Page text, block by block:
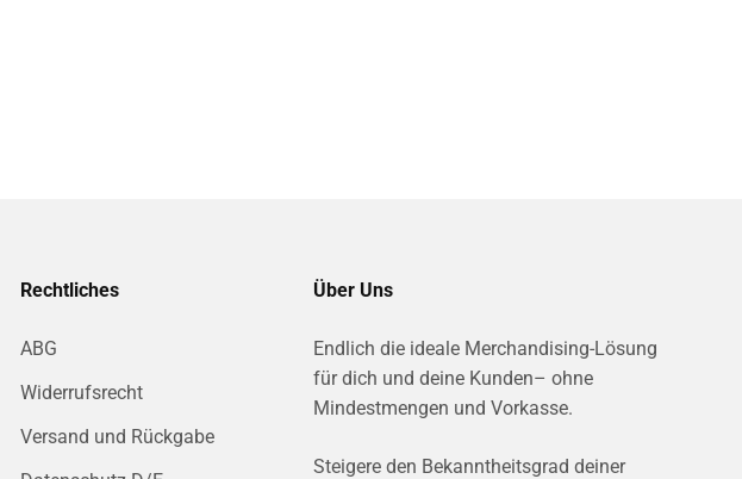
Rechtliches
ABG
Widerrufsrecht
Versand und Rückgabe
Über Uns
Endlich die ideale Merchandising-Lösung
für dich und deine Kunden– ohne
Mindestmengen und Vorkasse.
Steigere den Bekanntheitsgrad deiner